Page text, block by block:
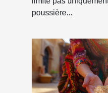
poussière...